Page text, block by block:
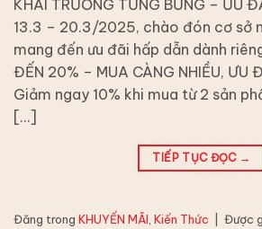
KHAI TRƯƠNG TƯNG BỪNG – ƯU
13.3 – 20.3/2025, chào đón cơ sở
mang đến ưu đãi hấp dẫn dành
ĐẾN 20% – MUA CÀNG NHIỀU, ƯU
Giảm ngay 10% khi mua từ 2 sản
[…]
TIẾP TỤC ĐỌC →
Đăng trong KHUYẾN MÃI, Kiến Thức Được